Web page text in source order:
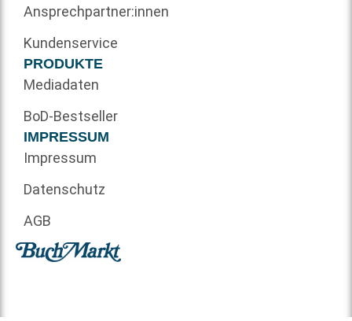
Ansprechpartner:innen
Kundenservice
PRODUKTE
Mediadaten
BoD-Bestseller
IMPRESSUM
Impressum
Datenschutz
AGB